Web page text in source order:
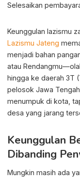
Selesaikan
Keunggulan lazismu
Lazismu Jateng
menjadi bahan
atau
hingga ke daerah 3T
pelosok Jawa
menumpuk di kota,
desa yang jarang
Keunggulan
Dibanding
Mungkin masih ada